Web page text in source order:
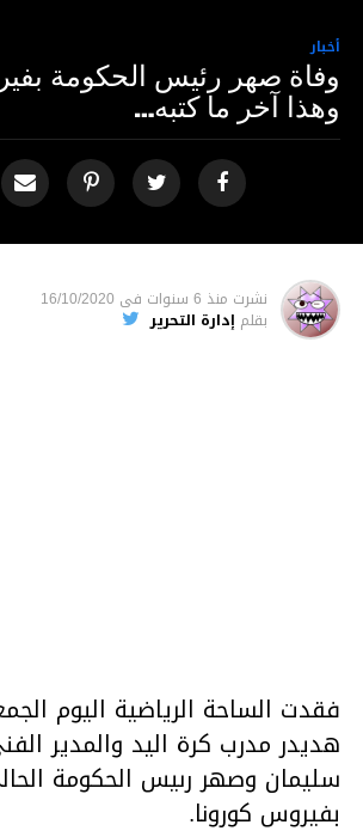
أخبار
وفاة صهر رئيس الحكومة
وهذا آخر ما كتبه…
نشرت منذ 6 سنوات فى 16/10/2020
بقلم إدارة التحرير
فقدت الساحة الرياضية اليوم
هديدر مدرب كرة اليد والمدير
سليمان وصهر رىيس الحكومة
بفيروس كورونا.